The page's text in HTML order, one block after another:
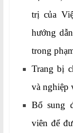
trị của
hướng
trong
Trang bị
và nghiệp
Bổ sung
viên để